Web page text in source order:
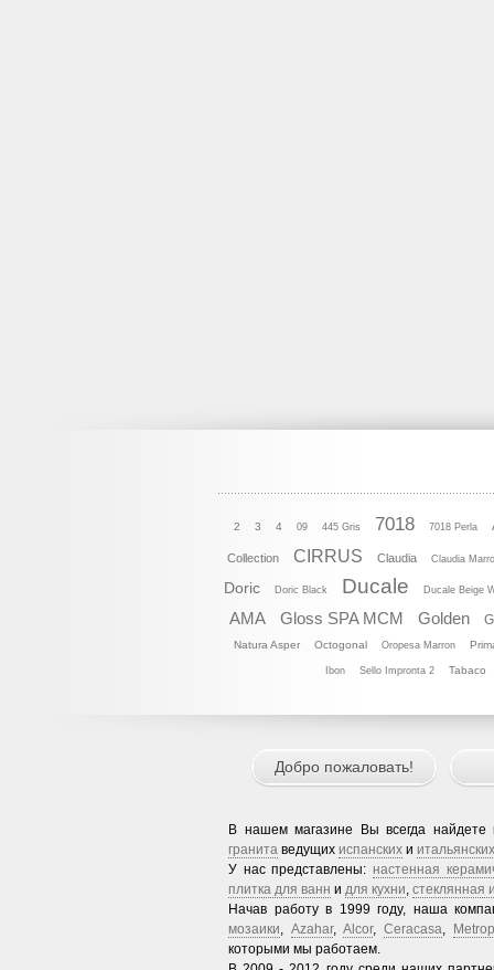
2 3 4 09 445 Gris 7018 7018 Perla
Collection CIRRUS Claudia Claudia
Doric Doric Black Ducale Ducale Beige
AMA
Gloss SPA MCM Golden
Natura Asper
Octogonal Oropesa Marron
Ibon Sello Impronta 2 Tabaco
Добро пожаловать!
В нашем магазине Вы всегда найдете
гранита ведущих испанских и итальянских
У нас представлены: настенная
плитка для ванн и для кухни, стеклянная
Начав работу в 1999 году, наша
мозаики, Azahar, Alcor, Ceracasa,
которыми мы работаем.